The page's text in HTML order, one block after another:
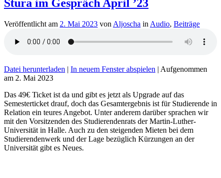
Stura im Gespräch April ’23
Veröffentlicht am 2. Mai 2023 von Aljoscha in Audio, Beiträge
Datei herunterladen | In neuem Fenster abspielen | Aufgenommen
am 2. Mai 2023
Das 49€ Ticket ist da und gibt es jetzt als Upgrade auf das
Semesterticket drauf, doch das Gesamtergebnis ist für Studierende in
Relation ein teures Angebot. Unter anderem darüber sprachen wir
mit den Vorsitzenden des Studierendenrats der Martin-Luther-
Universität in Halle. Auch zu den steigenden Mieten bei dem
Studierendenwerk und der Lage bezüglich Kürzungen an der
Universität gibt es Neues.